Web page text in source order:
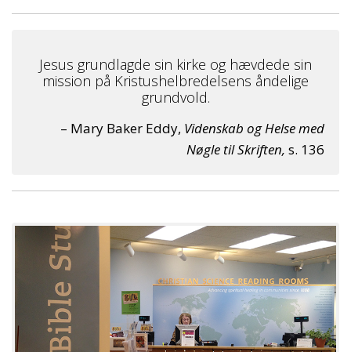
Jesus grundlagde sin kirke og hævdede sin
mission på Kristushelbredelsens åndelige
grundvold.
– Mary Baker Eddy, Videnskab og Helse med
Nøgle til Skriften, s. 136